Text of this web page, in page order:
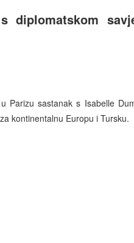
diplomatskom
Parizu sastanak s Isabelle
kontinentalnu Europu i Tursku.